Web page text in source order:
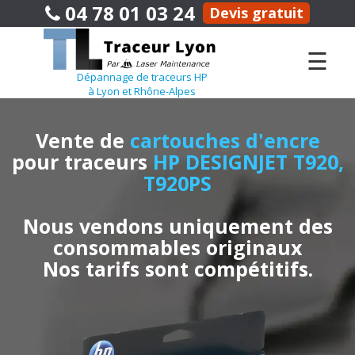
04 78 01 03 24 Devis gratuit
Dépannage de traceurs HP
à Lyon et Rhône-Alpes
☰
Vente de cartouches d'encre
pour traceurs HP DESIGNJET T920,
T920PS
Nous vendons uniquement des
consommables originaux
Nos tarifs sont compétitifs.